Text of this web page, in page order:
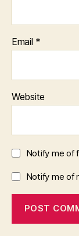
Email *
Website
Notify me of
Notify me of